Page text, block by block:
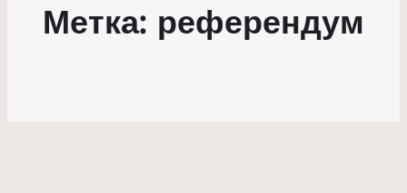
Метка: референдум